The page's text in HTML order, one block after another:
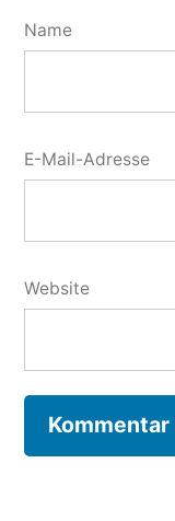
Name
E-Mail-Adresse
Website